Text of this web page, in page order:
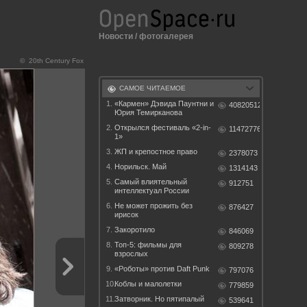
© 20th Century Fox
Новости / фотогалерея
САМОЕ ЧИТАЕМОЕ
1.
«Кармен» Дэвида Паунтни и
Юрия Темирканова
40820512
2. Открылся фестиваль «2-in-
1»
11472776
3. ЖП и крепостное право
2378073
4. Норильск. Май
1314143
5. Самый влиятельный
интеллектуал России
912751
6. Не может прожить без
ирисок
876427
7. Закоротило
846069
8. Топ-5: фильмы для
взрослых
809278
9. «Роботы» против Daft Punk
797076
10.Коблы и малолетки
779859
11.Затворник. Но пятипалый 539641